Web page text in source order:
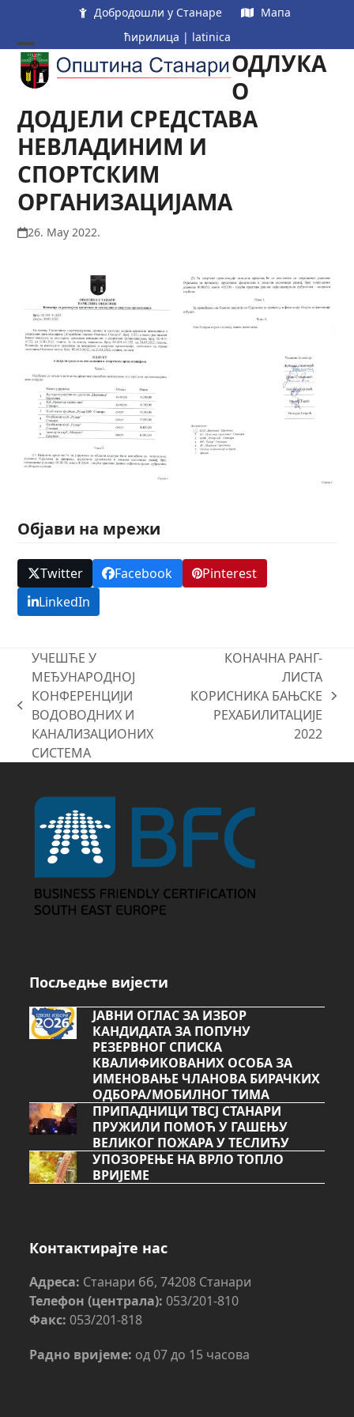
content
Добродошли у Станаре
Мапа
ћирилица | latinica
Open
mobile
menu
Close
mobile
menu
ОДЛУКА
О
ДОДЈЕЛИ СРЕДСТАВА
НЕВЛАДИНИМ И
СПОРТСКИМ
ОРГАНИЗАЦИЈАМА
26. May 2022.
Објави на мрежи
Twitter Facebook
Pinterest
LinkedIn
previous
post:
УЧЕШЋЕ У
МЕЂУНАРОДНОЈ
КОНФЕРЕНЦИЈИ
ВОДОВОДНИХ И
КАНАЛИЗАЦИОНИХ
СИСТЕМА
next
post:
КОНАЧНА РАНГ-
ЛИСТА
КОРИСНИКА БАЊСКЕ
РЕХАБИЛИТАЦИЈЕ
2022
Посљедње вијести
ЈАВНИ ОГЛАС ЗА ИЗБОР
КАНДИДАТА ЗА ПОПУНУ
РЕЗЕРВНОГ СПИСКА
КВАЛИФИКОВАНИХ ОСОБА ЗА
ИМЕНОВАЊЕ ЧЛАНОВА БИРАЧКИХ
ОДБОРА/МОБИЛНОГ ТИМА
ПРИПАДНИЦИ ТВСЈ СТАНАРИ
ПРУЖИЛИ ПОМОЋ У ГАШЕЊУ
ВЕЛИКОГ ПОЖАРА У ТЕСЛИЋУ
УПОЗОРЕЊЕ НА ВРЛО ТОПЛО
ВРИЈЕМЕ
Контактирајте нас
Адреса: Станари бб, 74208 Станари
Телефон (централа): 053/201-810
Факс: 053/201-818
Радно вријеме: од 07 до 15 часова